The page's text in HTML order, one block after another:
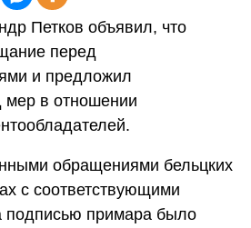
Петков объявил, что
перед
и предложил
мер в отношении
обращениями бельцких
с соответствующими
подписью примара было